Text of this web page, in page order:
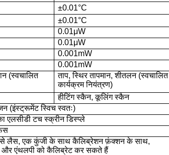
±0.01°C
±0.01°C
0.01μW
0.01μW
0.001mW
0.001mW
(स्वचालित
ताप, स्थिर तापमान, शीतलन (स्वचालित
कार्यक्रम नियंत्रण)
हीटिंग स्कैन, कूलिंग स्कैन
(इंस्ट्रूमेंट स्विच स्वतः)
एलसीडी टच स्क्रीन डिस्प्ले
से लैस, एक कुंजी के साथ कैलिब्रेशन फ़ंक्शन के साथ,
और एंथलपी को कैलिब्रेट कर सकते हैं